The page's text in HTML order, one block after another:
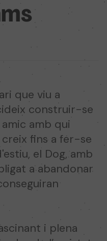
que viu a
construir-se
amb qui
creix fins a fer-se
el Dog, amb
a abandonar
i plena